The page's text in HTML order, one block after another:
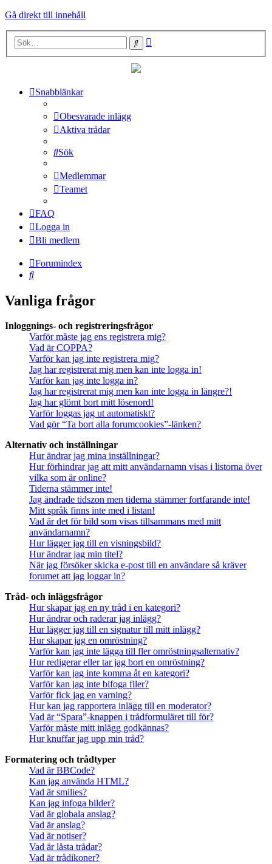
Gå direkt till innehåll
Sök
Snabblänkar
Obesvarade inlägg
Aktiva trådar
Sök
Medlemmar
Teamet
FAQ
Logga in
Bli medlem
Forumindex
Sök
Vanliga frågor
Inloggnings- och registreringsfrågor
Varför måste jag ens registrera mig?
Vad är COPPA?
Varför kan jag inte registrera mig?
Jag har registrerat mig men kan inte logga in!
Varför kan jag inte logga in?
Jag har registrerat mig men kan inte logga in längre?!
Jag har glömt bort mitt lösenord!
Varför loggas jag ut automatiskt?
Vad gör “Ta bort alla forumcookies”-länken?
Alternativ och inställningar
Hur ändrar jag mina inställningar?
Hur förhindrar jag att mitt användarnamn visas i listorna över
vilka som är online?
Tiderna stämmer inte!
Jag ändrade tidszon men tiderna stämmer fortfarande inte!
Mitt språk finns inte med i listan!
Vad är det för bild som visas tillsammans med mitt
användarnamn?
Hur lägger jag till en visningsbild?
Hur ändrar jag min titel?
När jag försöker skicka e-post till en användare så kräver
forumet att jag loggar in?
Tråd- och inläggsfrågor
Hur skapar jag en ny tråd i en kategori?
Hur ändrar och raderar jag inlägg?
Hur lägger jag till en signatur till mitt inlägg?
Hur skapar jag en omröstning?
Varför kan jag inte lägga till fler omröstningsalternativ?
Hur redigerar eller tar jag bort en omröstning?
Varför kan jag inte komma åt en kategori?
Varför kan jag inte bifoga filer?
Varför fick jag en varning?
Hur kan jag rapportera inlägg till en moderator?
Vad är “Spara”-knappen i trådformuläret till för?
Varför måste mitt inlägg godkännas?
Hur knuffar jag upp min tråd?
Formatering och trådtyper
Vad är BBCode?
Kan jag använda HTML?
Vad är smilies?
Kan jag infoga bilder?
Vad är globala anslag?
Vad är anslag?
Vad är notiser?
Vad är låsta trådar?
Vad är trådikoner?